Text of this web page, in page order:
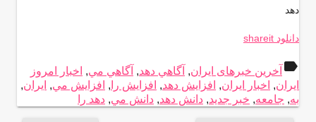
دهد
دانلود shareit
label آخرین خبرهای ایران, آگاهي دهد, آگاهي مي, اخبار امروز
ایران, اخبار ایران, افزايش دهد, افزايش را , افزايش مي, ایران,
به, جامعه, خبر جدید, دانش دهد, دانش مي, دهد را